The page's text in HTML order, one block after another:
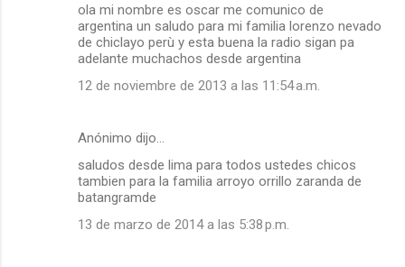
ola mi nombre es oscar me comunico de
argentina un saludo para mi familia lorenzo nevado
de chiclayo perù y esta buena la radio sigan pa
adelante muchachos desde argentina
12 de noviembre de 2013 a las 11:54 a.m.
Anónimo dijo…
saludos desde lima para todos ustedes chicos
tambien para la familia arroyo orrillo zaranda de
batangramde
13 de marzo de 2014 a las 5:38 p.m.